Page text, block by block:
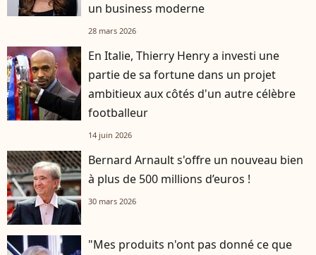
un business moderne
28 mars 2026
En Italie, Thierry Henry a investi une
partie de sa fortune dans un projet
ambitieux aux côtés d'un autre célèbre
footballeur
14 juin 2026
Bernard Arnault s'offre un nouveau bien
à plus de 500 millions d’euros !
30 mars 2026
"Mes produits n'ont pas donné ce que